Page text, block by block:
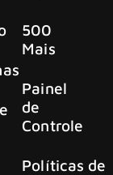
500
Mais
Painel
de
Controle
Políticas de